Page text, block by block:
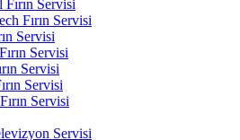
Servisi
Fırın Servisi
Servisi
Servisi
Servisi
Servisi
Servisi
Servisi